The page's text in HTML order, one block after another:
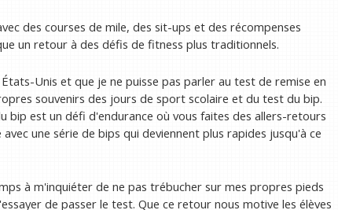
des courses de mile, des sit-ups et des récompenses
un retour à des défis de fitness plus traditionnels.
Unis et que je ne puisse pas parler au test de remise en
souvenirs des jours de sport scolaire et du test du bip.
bip est un défi d'endurance où vous faites des allers-retours
une série de bips qui deviennent plus rapides jusqu'à ce
à m'inquiéter de ne pas trébucher sur mes propres pieds
de passer le test. Que ce retour nous motive les élèves